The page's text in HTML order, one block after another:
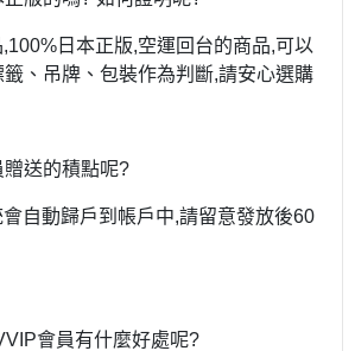
日本正版,空運回台的商品,可以
、吊牌、包裝作為判斷,請安心選購
送的積點呢?
自動歸戶到帳戶中,請留意發放後60
會員有什麼好處呢?